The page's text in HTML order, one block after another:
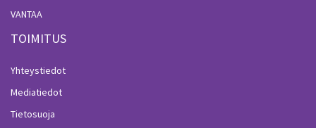
VANTAA
TOIMITUS
Yhteystiedot
Mediatiedot
Tietosuoja